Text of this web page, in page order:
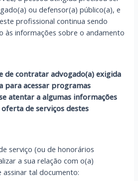
ou defensor(a) público(a), e
profissional continua sendo
às informações sobre o andamento
de contratar advogado(a) exigida
para acessar programas
atentar a algumas informações
de serviços destes
serviço (ou de honorários
a sua relação com o(a)
assinar tal documento: